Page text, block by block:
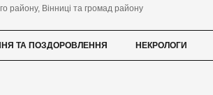
району, Вінниці та громад району
ТА ПОЗДОРОВЛЕННЯ НЕКРОЛОГИ